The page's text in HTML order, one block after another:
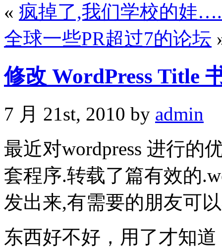
« 疯掉了,我们学校的娃
全球一些PR超过7的论坛
修改 WordPress Title
7 月 21st, 2010 by admin
最近对wordpress 进行的
套程序.转载了篇有效的
发出来,有需要的朋友可
东西好不好，用了才知